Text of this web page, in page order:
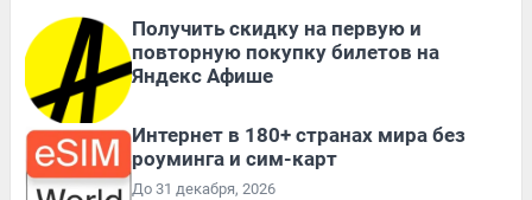
Получить скидку на первую и
повторную покупку билетов на
Яндекс Афише
Интернет в 180+ странах мира без
роуминга и сим-карт
До 31 декабря, 2026